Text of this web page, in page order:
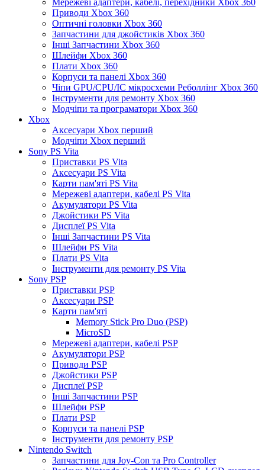
Приводи Xbox 360
Оптичні головки Xbox 360
Запчастини для джойстиків Xbox 360
Інші Запчастини Xbox 360
Шлейфи Xbox 360
Плати Xbox 360
Корпуси та панелі Xbox 360
Чіпи GPU/CPU/IC мікросхеми Реболлінг Xbox 360
Інструменти для ремонту Xbox 360
Модчіпи та програматори Xbox 360
Xbox
Аксесуари Xbox перший
Модчіпи Xbox перший
Sony PS Vita
Приставки PS Vita
Аксесуари PS Vita
Карти пам'яті PS Vita
Мережеві адаптери, кабелі PS Vita
Акумулятори PS Vita
Джойстики PS Vita
Дисплеї PS Vita
Інші Запчастини PS Vita
Шлейфи PS Vita
Плати PS Vita
Інструменти для ремонту PS Vita
Sony PSP
Приставки PSP
Аксесуари PSP
Карти пам'яті
Memory Stick Pro Duo (PSP)
MicroSD
Мережеві адаптери, кабелі PSP
Акумулятори PSP
Приводи PSP
Джойстики PSP
Дисплеї PSP
Інші Запчастини PSP
Шлейфи PSP
Плати PSP
Корпуси та панелі PSP
Інструменти для ремонту PSP
Nintendo Switch
Запчастини для Joy-Con та Pro Controller